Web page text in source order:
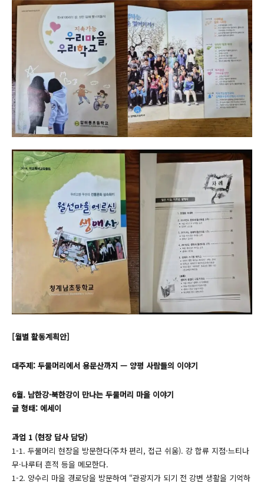
[월별 활동계획안]
대주제: 두물머리에서 용문산까지 — 양평 사람들의 이야기
6월. 남한강·북한강이 만나는 두물머리 마을 이야기
글 형태: 에세이
과업 1 (현장 답사 담당)
1-1. 두물머리 현장을 방문한다(주차 편리, 접근 쉬움). 강 합류 지점·느티나
무·나루터 흔적 등을 메모한다.
1-2. 양수리 마을 경로당을 방문하여 “관광지가 되기 전 강변 생활을 기억하